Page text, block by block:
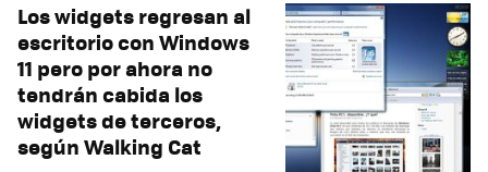
Los widgets regresan al
escritorio con Windows
11 pero por ahora no
tendrán cabida los
widgets de terceros,
según Walking Cat